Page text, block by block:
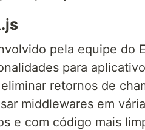
pela equipe do
para
retornos de
middlewares em
e com código mais